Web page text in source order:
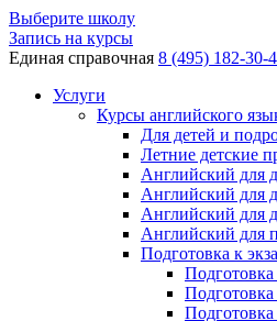
Выберите школу
Запись на курсы
Единая справочная 8 (495) 182-30-
Услуги
Курсы английского
Для детей и
Летние детские
Английский для
Английский для
Английский для
Английский для
Подготовка к